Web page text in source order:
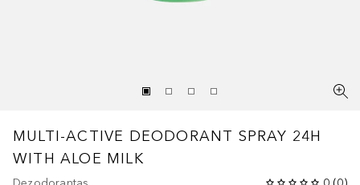
MULTI-ACTIVE DEODORANT SPRAY 24H
WITH ALOE MILK